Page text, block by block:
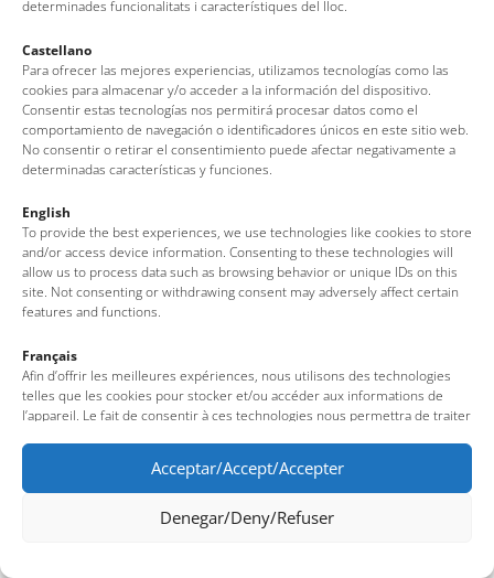
determinades funcionalitats i característiques del lloc.
Castellano
Para ofrecer las mejores experiencias, utilizamos tecnologías como las
cookies para almacenar y/o acceder a la información del dispositivo.
Consentir estas tecnologías nos permitirá procesar datos como el
comportamiento de navegación o identificadores únicos en este sitio web.
No consentir o retirar el consentimiento puede afectar negativamente a
determinadas características y funciones.
English
To provide the best experiences, we use technologies like cookies to store
and/or access device information. Consenting to these technologies will
allow us to process data such as browsing behavior or unique IDs on this
site. Not consenting or withdrawing consent may adversely affect certain
features and functions.
Français
Afin d’offrir les meilleures expériences, nous utilisons des technologies
telles que les cookies pour stocker et/ou accéder aux informations de
l’appareil. Le fait de consentir à ces technologies nous permettra de traiter
uniques sur ce site. Le fait de ne pas consentir ou de retirer son
consentement peut avoir un effet négatif sur certaines fonctionnalités et
caractéristiques du site.
Acceptar/Accept/Accepter
Denegar/Deny/Refuser
Legal note